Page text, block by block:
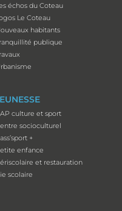
échos du Coteau
Le Coteau
habitants
publique
culture et sport
socioculturel
+
enfance
et restauration
scolaire